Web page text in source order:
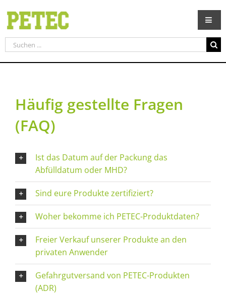
Inhalt
springen
Suche
nach:
Häufig gestellte Fragen
(FAQ)
Ist das Datum auf der Packung das
Abfülldatum oder MHD?
Sind eure Produkte zertifiziert?
Woher bekomme ich PETEC-Produktdaten?
Freier Verkauf unserer Produkte an den
privaten Anwender
Gefahrgutversand von PETEC-Produkten
(ADR)